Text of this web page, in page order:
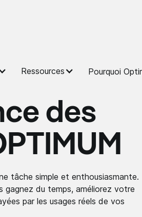
Ressources Pourquoi
des
tâche simple et enthousiasmante.
gagnez du temps, améliorez votre
par les usages réels de vos